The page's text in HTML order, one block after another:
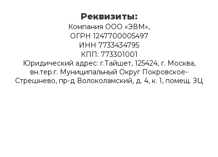
Реквизиты:
Компания ООО «ЭВМ»,
ОГРН 1247700005497
ИНН 7733434795
КПП: 773301001
Юридический адрес: г.Тайшет, 125424, г. Москва,
вн.тер.г. Муниципальный Округ Покровское-
Стрешнево, пр-д Волоколамский, д. 4, к. 1, помещ. ЗЦ